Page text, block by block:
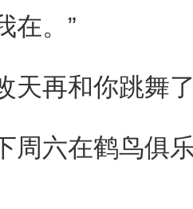
。”
再和你跳舞了
六在鹤鸟俱乐